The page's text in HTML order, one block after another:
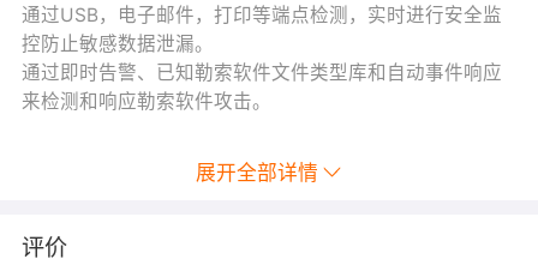
通过USB，电子邮件，打印等端点检测，实时进行安全监
控防止敏感数据泄漏。
通过即时告警、已知勒索软件文件类型库和自动事件响应
来检测和响应勒索软件攻击。
展开全部详情
评价